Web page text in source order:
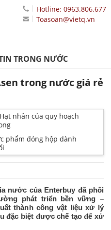
Hotline: 0963.806.677
Toasoan@vietq.vn
TRONG NƯỚC
trong nước giá rẻ
nhân của quy hoạch
phẩm đóng hộp dành
nước của Enterbuy đã phối
phát triển bền vững –
thành công vật liệu xử lý
đặc biệt được chế tạo để xử